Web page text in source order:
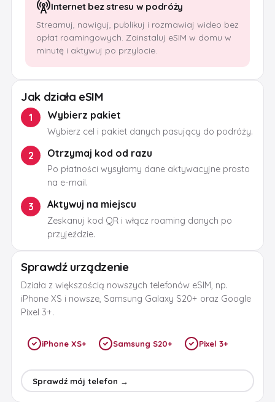
Internet bez stresu w podróży
Streamuj, nawiguj, publikuj i rozmawiaj wideo bez
opłat roamingowych. Zainstaluj eSIM w domu w
minutę i aktywuj po przylocie.
Jak działa eSIM
1 Wybierz pakiet
Wybierz cel i pakiet danych pasujący do podróży.
2 Otrzymaj kod od razu
Po płatności wysyłamy dane aktywacyjne prosto
na e-mail.
3 Aktywuj na miejscu
Zeskanuj kod QR i włącz roaming danych po
przyjeździe.
Sprawdź urządzenie
Działa z większością nowszych telefonów eSIM, np.
iPhone XS i nowsze, Samsung Galaxy S20+ oraz Google
Pixel 3+.
iPhone XS+ Samsung S20+ Pixel 3+
Sprawdź mój telefon →